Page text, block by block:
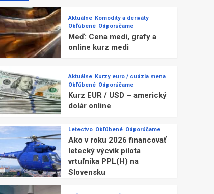
Aktuálne Komodity a deriváty
Obľúbené Odporúčame
Meď: Cena medi, grafy a
online kurz medi
Aktuálne Kurzy euro / cudzia mena
Obľúbené Odporúčame
Kurz EUR / USD – americký
dolár online
Letectvo Obľúbené Odporúčame
Ako v roku 2026 financovať
letecký výcvik pilota
vrtuľníka PPL(H) na
Slovensku